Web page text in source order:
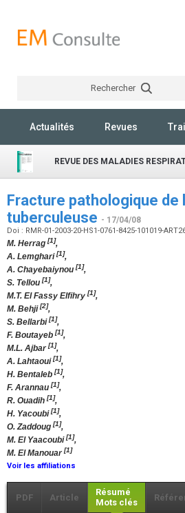
Rechercher
Actualités Revues
REVUE DES MALADIES
Fracture pathologique de
tuberculeuse - 17/04/08
Doi : RMR-01-2003-20-HS1-0761-8425-101019-
M. Herrag [1],
A. Lemghari[1],
A. Chayebaiynou [1],
S. Tellou [1],
M.T. El Fassy Elfihry [1],
M. Behji[2],
S. Bellarbi[1],
F. Boutayeb [1],
M.L. Ajbar[1],
A. Lahtaoui[1],
H. Bentaleb [1],
F. Arannau [1],
R. Ouadih [1],
H. Yacoubi[1],
O. Zaddoug [1],
M. El Yaacoubi[1],
M. El Manouar[1]
Voir les affiliations
PDF Article
Résumé
Mots clés